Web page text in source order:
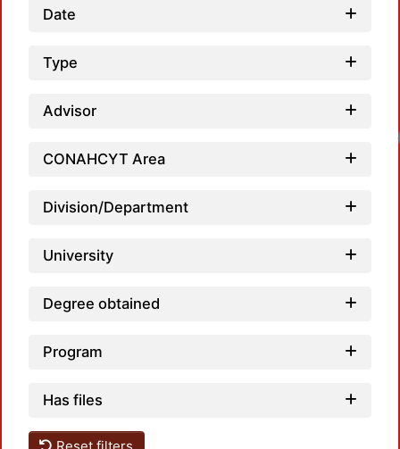
Date
Type
Advisor
CONAHCYT Area
Division/Department
University
Degree obtained
Program
Has files